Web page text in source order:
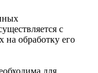
с
на обработку его
для